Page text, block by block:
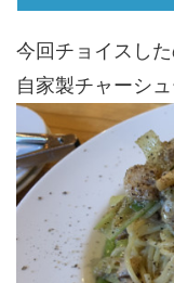
今回チョイスし
自家製チャーシ